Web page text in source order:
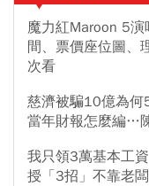
魔力紅Maroon 5
間、票價座位圖、
次看
慈濟被騙10億為何
當年財報怎麼編…
我只領3萬基本工
授「3招」不靠老